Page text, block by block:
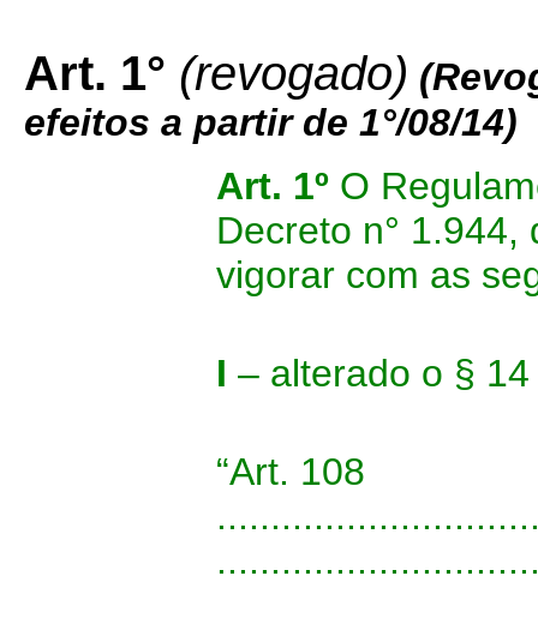
Art. 1° (revogado)
efeitos a partir de 1°/08/14)
Art. 1º O
Decreto n°
vigorar com as
I – alterado o §
“Art. 108